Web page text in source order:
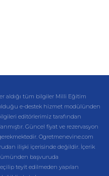
aldığı tüm bilgiler Milli Eğitim
e-destek hizmet modülünden
editörlerimiz tarafından
Güncel fiyat ve rezervasyon
Ogretmenevine.com
ilişki içerisinde değildir. İçerik
başvuruda
teyit edilmeden yapılan